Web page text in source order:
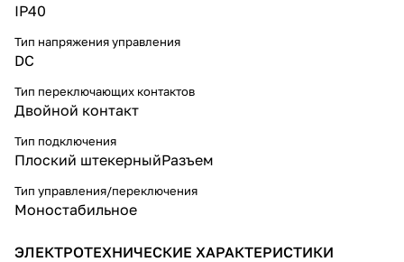
IP40
Тип напряжения управления
DC
Тип переключающих контактов
Двойной контакт
Тип подключения
Плоский штекерныйРазъем
Тип управления/переключения
Моностабильное
ЭЛЕКТРОТЕХНИЧЕСКИЕ ХАРАКТЕРИСТИКИ